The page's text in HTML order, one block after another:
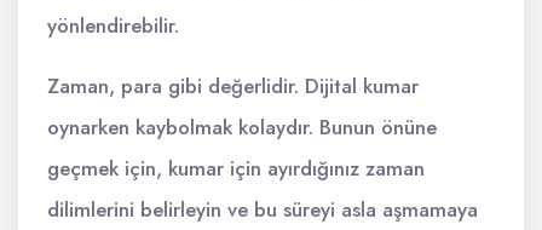
yönlendirebilir.
Zaman, para gibi değerlidir. Dijital kumar
oynarken kaybolmak kolaydır. Bunun önüne
geçmek için, kumar için ayırdığınız zaman
dilimlerini belirleyin ve bu süreyi asla aşmamaya